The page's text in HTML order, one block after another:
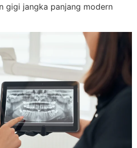
gigi jangka panjang modern